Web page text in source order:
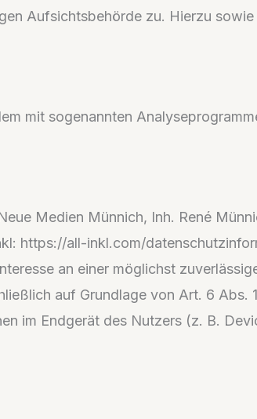
Aufsichtsbehörde zu. Hierzu
mit sogenannten
Medien Münnich, Inh. René
https://all-inkl.com/
an einer möglichst
auf Grundlage von Art. 6 Abs.
im Endgerät des Nutzers (z. B.